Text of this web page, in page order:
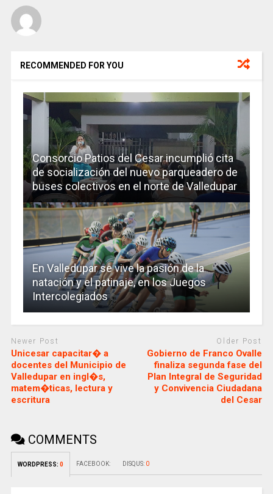
RECOMMENDED FOR YOU
Consorcio Patios del Cesar incumplió cita
de socialización del nuevo parqueadero de
buses colectivos en el norte de Valledupar
En Valledupar se vive la pasión de la
natación y el patinaje, en los Juegos
Intercolegiados
Newer Post
Unicesar capacitar� a
docentes del Municipio de
Valledupar en ingl�s,
matem�ticas, lectura y
escritura
Older Post
Gobierno de Franco Ovalle
finaliza segunda fase del
Plan Integral de Seguridad
y Convivencia Ciudadana
del Cesar
COMMENTS
WORDPRESS: 0 FACEBOOK: DISQUS: 0